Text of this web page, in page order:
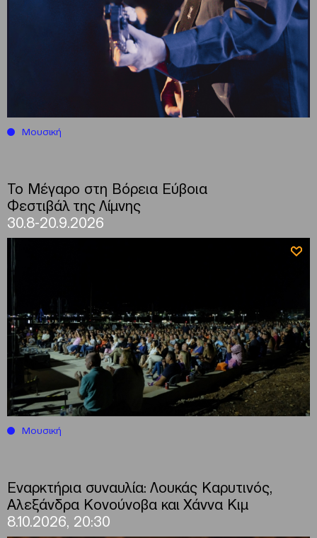
Μουσική
Το Μέγαρο στη Βόρεια Εύβοια
Φεστιβάλ της Λίμνης
30.8-20.9.2026
Μουσική
Εναρκτήρια συναυλία: Λουκάς Καρυτινός,
Αλεξάνδρα Κονούνοβα και Χάννα Κιμ
8.10.2026, 20:30